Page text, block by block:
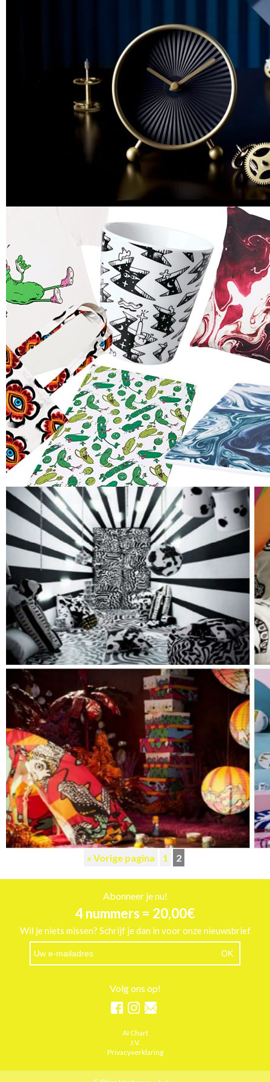
« Vorige pagina 1 2
Abonneer je nu!
4 nummers = 20,00€
Wil je niets missen? Schrijf je dan in voor onze nieuwsbrief
Volg ons op!
AI Chart
J.V.
Privacyverklaring